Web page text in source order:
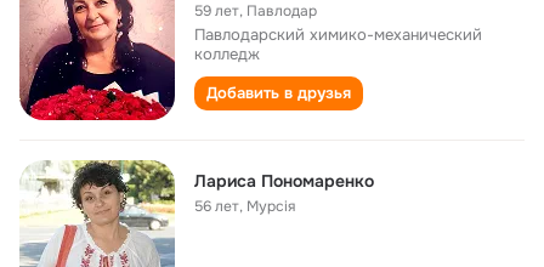
59 лет, Павлодар
Павлодарский химико-механический
колледж
Добавить в друзья
Лариса Пономаренко
56 лет, Мурсія